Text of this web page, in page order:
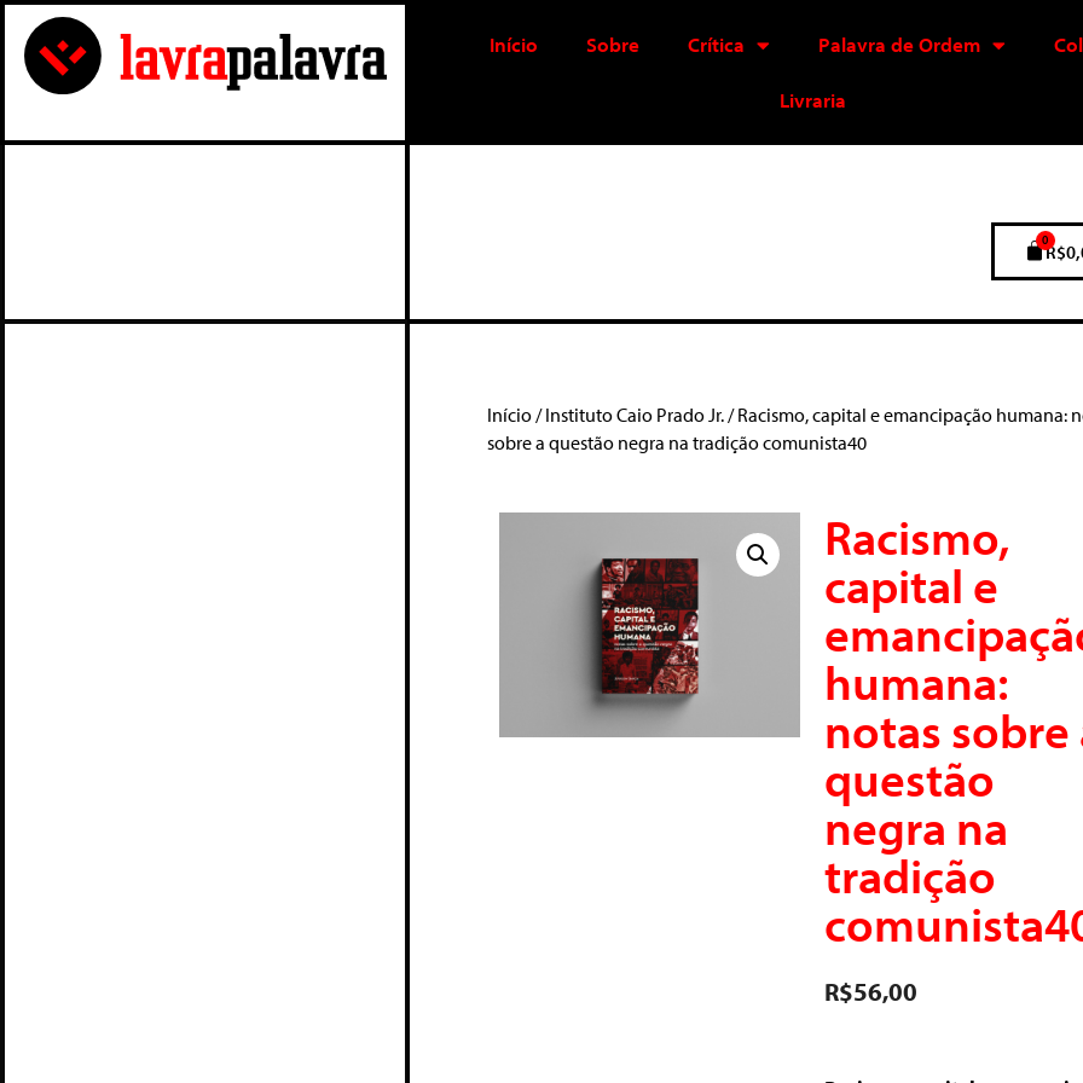
Início Sobre Crítica Palavra de Ordem
Livraria
R$
0
Início/Instituto Caio Prado Jr./ Racismo, capital e emancipação humana:
sobre a questão negra na tradição comunista40
Racismo,
capital e
humana:
notas sobre
questão
negra na
tradição
R$56,00